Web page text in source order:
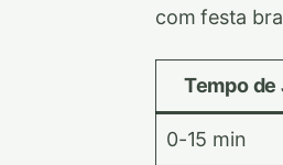
com festa
Tempo de
0-15 min